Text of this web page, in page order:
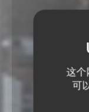
这个
可